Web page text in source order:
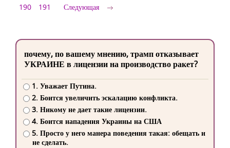
190
191 Следующая
почему, по вашему мнению, трамп отказывает
УКРАИНЕ в лицензии на производство ракет?
1. Уважает Путина.
2. Боится увеличить эскалацию конфликта.
3. Никому не дает такие лицензии.
4. Боится нападения Украины на США
5. Просто у него манера поведения такая: обещать и
не сделать.